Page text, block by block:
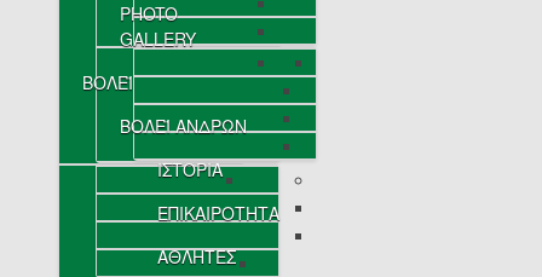
PHOTO
GALLERY
ΒΟΛΕΪ
ΒΟΛΕΪ ΑΝΔΡΩΝ
ΙΣΤΟΡΙΑ
ΕΠΙΚΑΙΡΟΤΗΤΑ
ΑΘΛΗΤΕΣ